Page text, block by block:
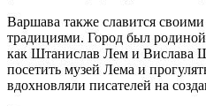
Варшава также славится
традициями. Город был
как Штанислав Лем и Вислава
посетить музей Лема и
вдохновляли писателей на